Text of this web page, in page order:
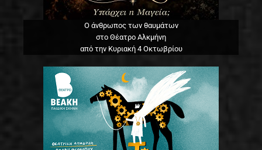
Ο άνθρωπος των θαυμάτων
στο Θέατρο Αλκμήνη
από την Κυριακή 4 Οκτωβρίου